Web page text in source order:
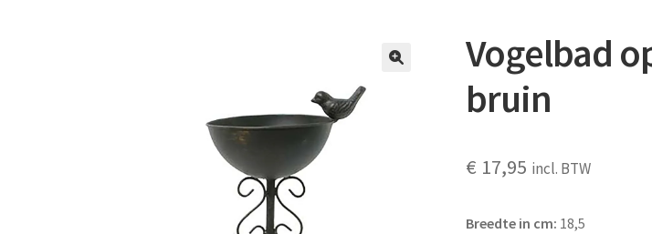
Vogelbad
bruin
€ 17,95 incl. BTW
Breedte in cm: 18,5